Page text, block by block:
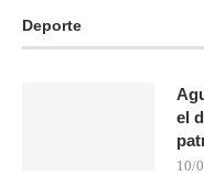
Deporte
el
10/